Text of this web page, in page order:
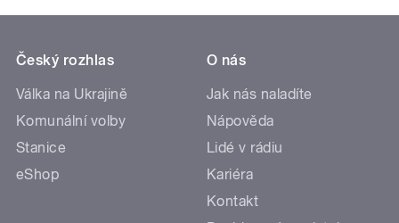
Český rozhlas
Válka na Ukrajině
Komunální volby
Stanice
eShop
O nás
Jak nás naladíte
Nápověda
Lidé v rádiu
Kariéra
Kontakt